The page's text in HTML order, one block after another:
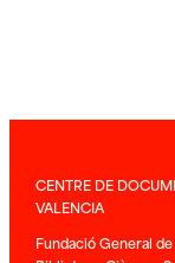
CENTRE DE
VALENCIA
Fundació General